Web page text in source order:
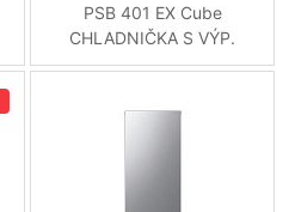
PSB 401 EX Cube
CHLADNIČKA S VÝP.
PHILCO